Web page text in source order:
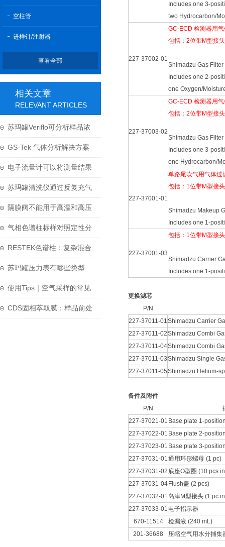
空柱管
进样针/注射器
查看全部
相关文章
RELEVANT ARTICLES
苏玛罐Veriflo可分析样品浓
度范围广
GS-Tek 气体分析解决方案
电子流量计可以将测量结果
以数字或模拟信号的形式输
出
苏玛罐清洗仪通过反复充气
和抽气来工作
隔膜阀不能用于高温和高压
等工况
气相色谱柱标样对照定性分
析
RESTEK色谱柱：复杂混合
物分离科学的核心
苏玛罐压力表有哪些类型
呢？又该怎么选呢？
使用Tips｜空气采样的常见
问题-苏玛罐及阀门
CDS固相萃取膜：样品前处
Includes one 3-
two Hydrocarbon/
227-37002-01
GC-ECD 检测器用
包括：2位带M型接
Shimadzu Gas
Includes one 2-
one Oxygen/
227-37003-02
GC-ECD 检测器用
包括：2位带M型接
Shimadzu Gas
Includes one 3-
one Hydrocarbon/
227-37001-01
单路尾吹气用气体过
包括：1位带M型接
Shimadzu Makeup
Includes one 1-
227-37001-03
包括：1位带M型接
Shimadzu Carrier
Includes one 1-
更换滤芯
P/N
227-37011-01Shimadzu Carrier
227-37011-02Shimadzu Combi
227-37011-04Shimadzu Combi
227-37011-03Shimadzu Single
227-37011-05Shimadzu Helium-
备件及附件
P/N
227-37021-01 Base plate 1-
227-37022-01 Base plate 2-
227-37023-01 Base plate 3-
227-37031-01通用环形螺母 (1 pc)
227-37031-02 底座O型圈 (10 pcs
227-37031-04 Flush盖 (2 pcs)
227-37032-01 岛津M型接头 (1 pc
227-37033-01 电子指示器
670-11514
检漏液 (240 mL)
201-36688
压缩空气用水分捕集